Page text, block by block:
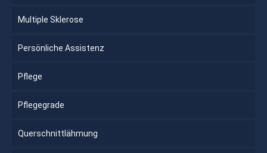
Multiple Sklerose
Persönliche Assistenz
Pflege
Pflegegrade
Querschnittlähmung